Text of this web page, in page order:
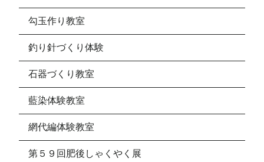
勾玉作り教室
釣り針づくり体験
石器づくり教室
藍染体験教室
網代編体験教室
第５９回肥後しゃくやく展